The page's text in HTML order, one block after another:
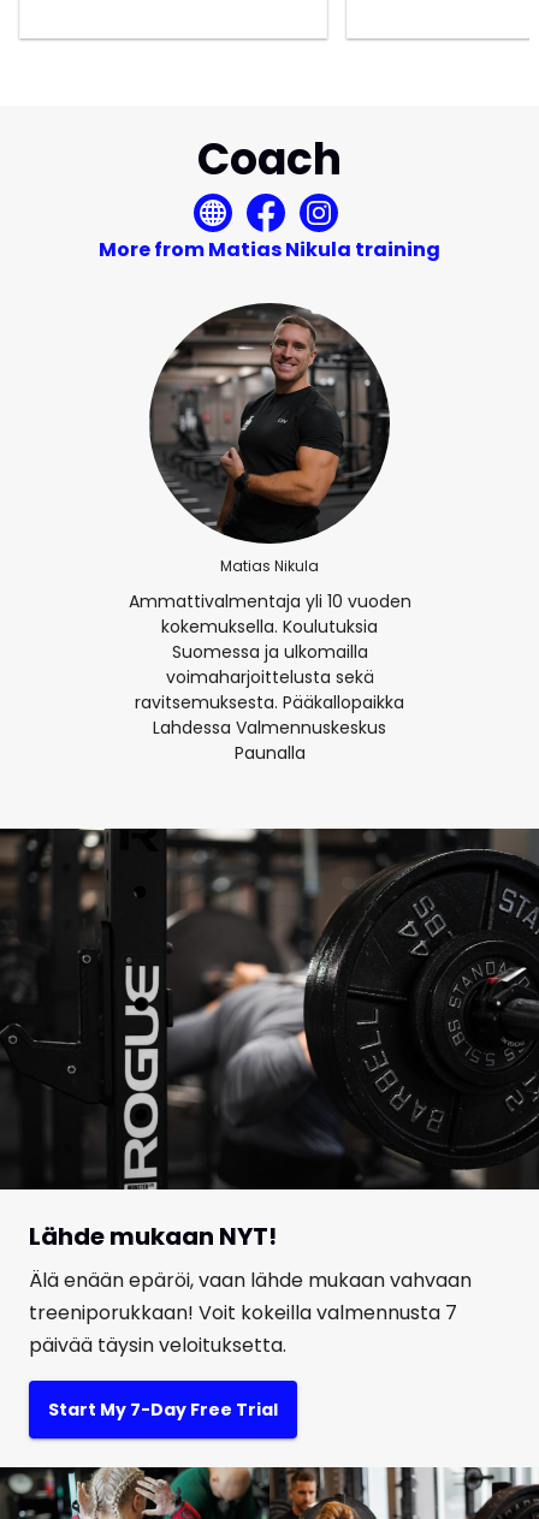
Coach
More from Matias Nikula training
Matias Nikula
Ammattivalmentaja yli 10 vuoden
kokemuksella. Koulutuksia
Suomessa ja ulkomailla
voimaharjoittelusta sekä
ravitsemuksesta. Pääkallopaikka
Lahdessa Valmennuskeskus
Paunalla
Lähde mukaan NYT!
Älä enään epäröi, vaan lähde mukaan vahvaan
treeniporukkaan! Voit kokeilla valmennusta 7
päivää täysin veloituksetta.
Start My 7-Day Free Trial